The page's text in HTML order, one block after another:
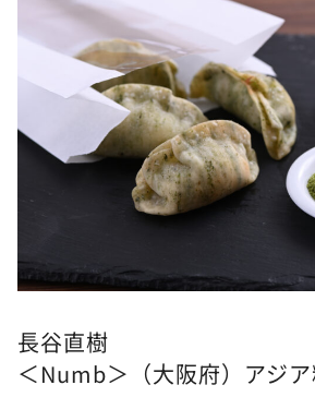
長谷直樹
＜Numb＞（大阪府）アジ